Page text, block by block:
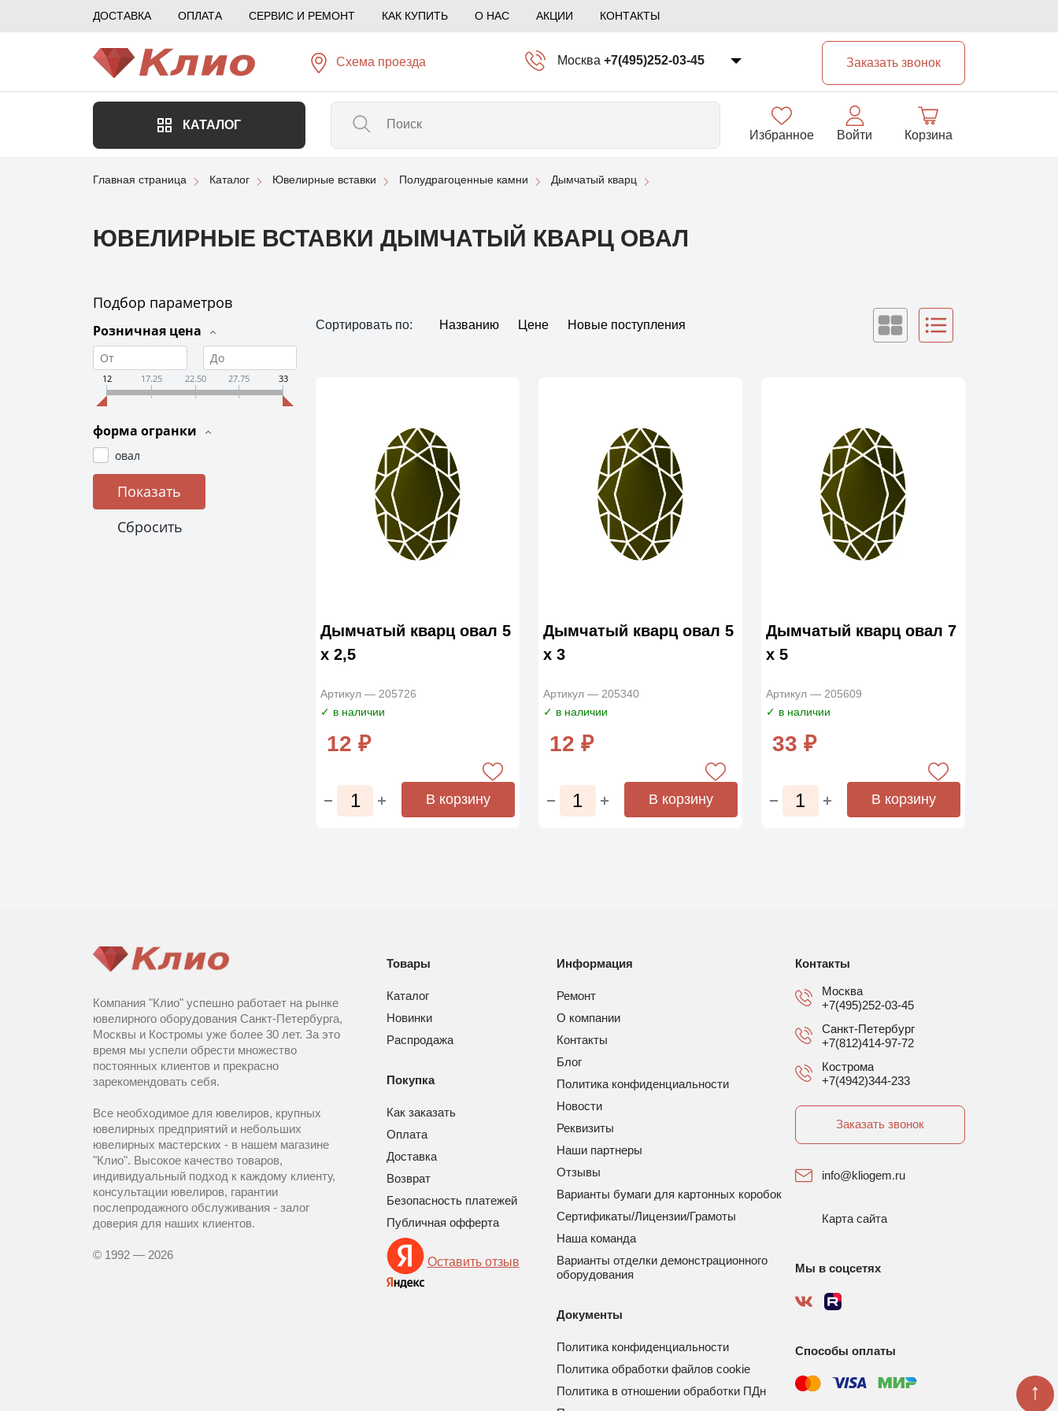
ДОСТАВКА ОПЛАТА СЕРВИС И РЕМОНТ КАК КУПИТЬ О НАС АКЦИИ КОНТАКТЫ
Схема проезда Москва +7(495)252-03-45
Заказать звонок
КАТАЛОГ
Избранное Войти Корзина
Главная страница Каталог Ювелирные вставки Полудрагоценные камни Дымчатый кварц
ЮВЕЛИРНЫЕ ВСТАВКИ ДЫМЧАТЫЙ КВАРЦ ОВАЛ
Подбор параметров
Розничная цена
12 17.25 22.50 27.75 33
форма огранки
овал
Сортировать по: Названию Цене Новые поступления
Дымчатый кварц овал 5
x 2,5
Артикул — 205726
✓ в наличии
12 ₽
В корзину
Дымчатый кварц овал 5
x 3
Артикул — 205340
✓ в наличии
12 ₽
В корзину
Дымчатый кварц овал 7
x 5
Артикул — 205609
✓ в наличии
33 ₽
В корзину
Компания "Клио" успешно работает на рынке
ювелирного оборудования Санкт-Петербурга,
Москвы и Костромы уже более 30 лет. За это
время мы успели обрести множество
постоянных клиентов и прекрасно
зарекомендовать себя.
Все необходимое для ювелиров, крупных
ювелирных предприятий и небольших
ювелирных мастерских - в нашем магазине
"Клио". Высокое качество товаров,
индивидуальный подход к каждому клиенту,
консультации ювелиров, гарантии
послепродажного обслуживания - залог
доверия для наших клиентов.
© 1992 — 2026
Товары
Каталог
Новинки
Распродажа
Покупка
Как заказать
Оплата
Доставка
Возврат
Безопасность платежей
Публичная офферта
Оставить отзыв
Информация
Ремонт
О компании
Контакты
Блог
Политика конфиденциальности
Новости
Реквизиты
Наши партнеры
Отзывы
Варианты бумаги для картонных коробок
Сертификаты/Лицензии/Грамоты
Наша команда
Варианты отделки демонстрационного
оборудования
Документы
Политика конфиденциальности
Политика обработки файлов cookie
Политика в отношении обработки ПДн
Контакты
Москва
+7(495)252-03-45
Санкт-Петербург
+7(812)414-97-72
Кострома
+7(4942)344-233
Заказать звонок
info@kliogem.ru
Карта сайта
Мы в соцсетях
Способы оплаты
↑